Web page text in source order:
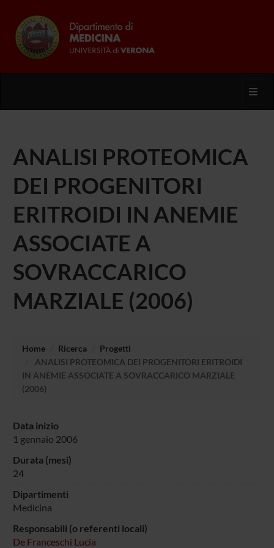
ANALISI PROTEOMICA
DEI PROGENITORI
ERITROIDI IN ANEMIE
ASSOCIATE A
SOVRACCARICO
MARZIALE (2006)
Home Ricerca
Progetti
ANALISI PROTEOMICA DEI PROGENITORI ERITROIDI
IN ANEMIE ASSOCIATE A SOVRACCARICO MARZIALE
(2006)
Data inizio
1 gennaio 2006
Durata (mesi)
24
Dipartimenti
Medicina
Responsabili (o referenti locali)
De Franceschi Lucia